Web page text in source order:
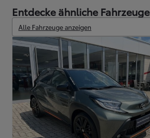
Entdecke ähnliche Fahrzeuge
Alle Fahrzeuge anzeigen